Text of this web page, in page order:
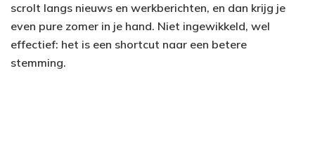
scrolt langs nieuws en werkberichten, en dan krijg je
even pure zomer in je hand. Niet ingewikkeld, wel
effectief: het is een shortcut naar een betere
stemming.